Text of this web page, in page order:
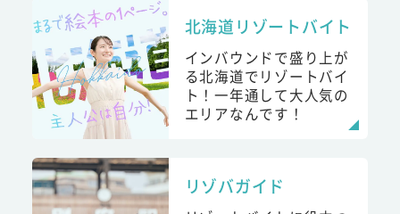
北海道リゾートバイト
インバウンドで盛り上が
る北海道でリゾートバイ
ト！一年通して大人気の
エリアなんです！
リゾバガイド